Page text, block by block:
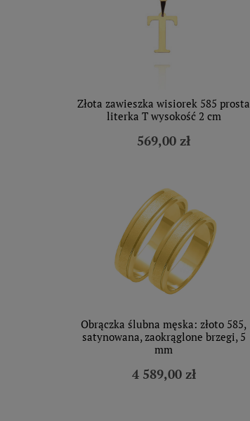
Złota zawieszka wisiorek 585 prosta
literka T wysokość 2 cm
569,00 zł
Obrączka ślubna męska: złoto 585,
satynowana, zaokrąglone brzegi, 5
mm
4 589,00 zł